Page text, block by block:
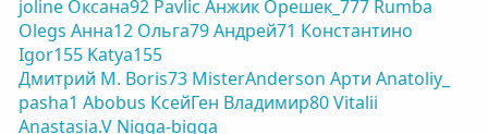
joline Оксана92 Pavlic Анжик Орешек_777 Rumba
Olegs Анна12 Ольга79Андрей71 Константино
Igor155 Katya155
Дмитрий М. Boris73 MisterAnderson Арти Anatoliy_
pasha1 Abobus КсейГен Владимир80Vitalii
Anastasia.V Nigga-bigga